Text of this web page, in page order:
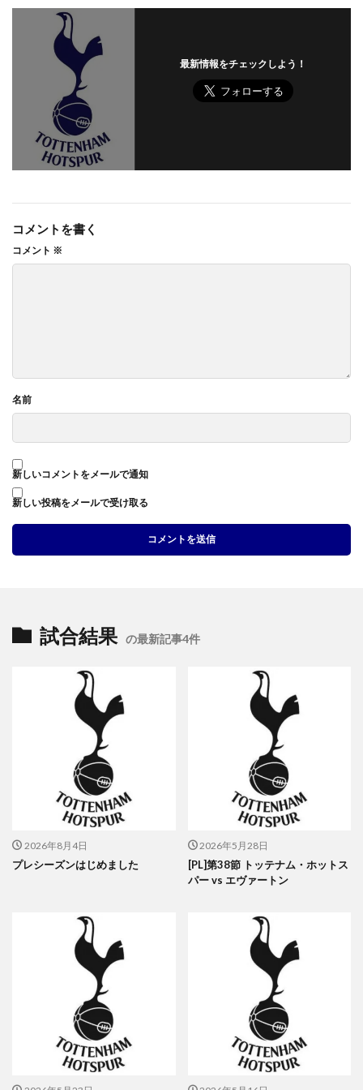
最新情報をチェックしよう！
コメントを書く
コメント ※
名前
新しいコメントをメールで通知
新しい投稿をメールで受け取る
試合結果 の最新記事4件
2026年8月4日
プレシーズンはじめました
2026年5月28日
[PL]第38節 トッテナム・ホットス
パー vs エヴァートン